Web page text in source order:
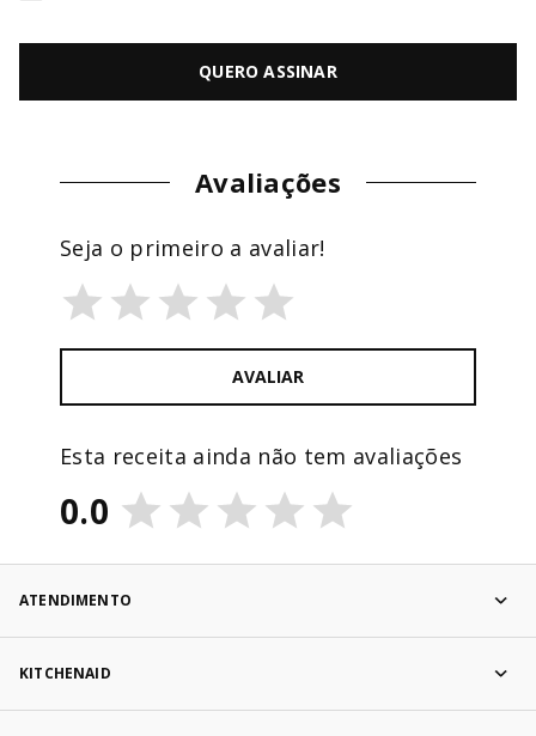
QUERO ASSINAR
Avaliações
Esta receita ainda não tem avaliações
0.0
Seja o primeiro a avaliar!
AVALIAR
ATENDIMENTO
KITCHENAID